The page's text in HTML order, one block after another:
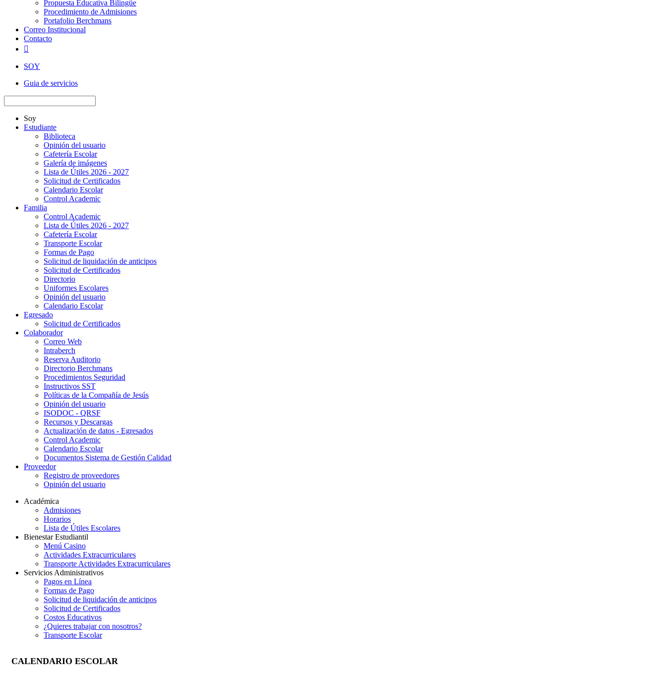
Propuesta Educativa Bilingüe
Procedimiento de Admisiones
Portafolio Berchmans
Correo Institucional
Contacto

SOY
Guia de servicios
Soy
Estudiante
Biblioteca
Opinión del usuario
Cafetería Escolar
Galería de imágenes
Lista de Útiles 2026 - 2027
Solicitud de Certificados
Calendario Escolar
Control Academic
Familia
Control Academic
Lista de Útiles 2026 - 2027
Cafetería Escolar
Transporte Escolar
Formas de Pago
Solicitud de liquidación de anticipos
Solicitud de Certificados
Directorio
Uniformes Escolares
Opinión del usuario
Calendario Escolar
Egresado
Solicitud de Certificados
Colaborador
Correo Web
Intraberch
Reserva Auditorio
Directorio Berchmans
Procedimientos Seguridad
Instructivos SST
Políticas de la Compañía de Jesús
Opinión del usuario
ISODOC - QRSF
Recursos y Descargas
Actualización de datos - Egresados
Control Academic
Calendario Escolar
Documentos Sistema de Gestión Calidad
Proveedor
Registro de proveedores
Opinión del usuario
Académica
Admisiones
Horarios
Lista de Útiles Escolares
Bienestar Estudiantil
Menú Casino
Actividades Extracurriculares
Transporte Actividades Extracurriculares
Servicios Administrativos
Pagos en Línea
Formas de Pago
Solicitud de liquidación de anticipos
Solicitud de Certificados
Costos Educativos
¿Quieres trabajar con nosotros?
Transporte Escolar
CALENDARIO ESCOLAR